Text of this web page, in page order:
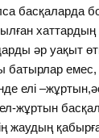
басқаларда
әр уақыт
батырлар
елі
жаудың